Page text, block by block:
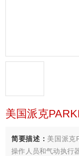
美国派克
简要描述： 美国派克
操作人员和气动执行